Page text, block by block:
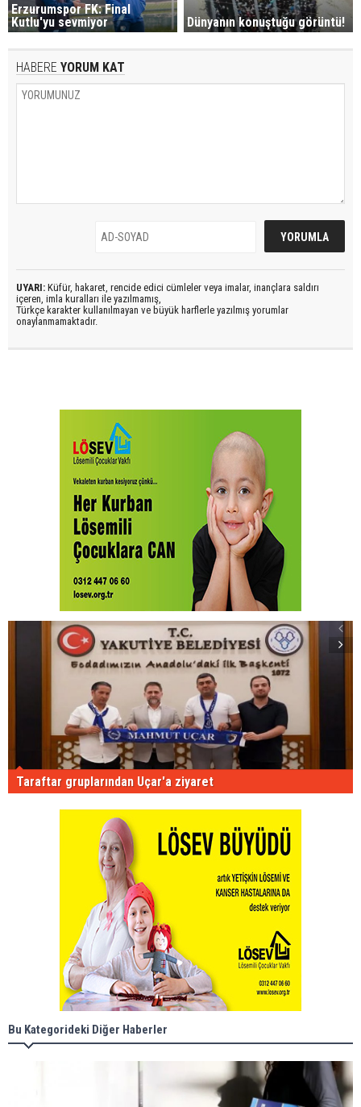
Erzurumspor FK: Final
Kutlu'yu sevmiyor
Dünyanın konuştuğu görüntü!
HABERE YORUM KAT
UYARI: Küfür, hakaret, rencide edici cümleler veya imalar, inançlara saldırı
içeren, imla kuralları ile yazılmamış,
Türkçe karakter kullanılmayan ve büyük harflerle yazılmış yorumlar
onaylanmamaktadır.
Taraftar gruplarından Uçar'a ziyaret
Bu Kategorideki Diğer Haberler